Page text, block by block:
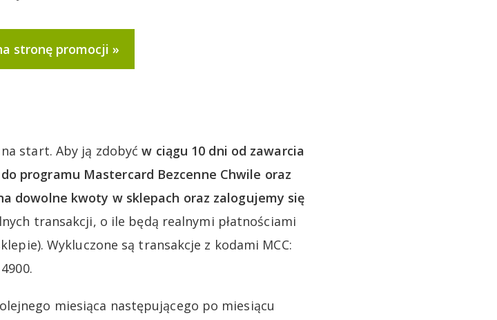
stronę promocji
start. Aby ją zdobyćw ciągu 10 dni od zawarcia
programu Mastercard Bezcenne Chwile oraz
dowolne kwoty w sklepach oraz zalogujemy się
transakcji, o ile będą realnymi płatnościami
Wykluczone są transakcje z kodami MCC:
miesiąca następującego po miesiącu